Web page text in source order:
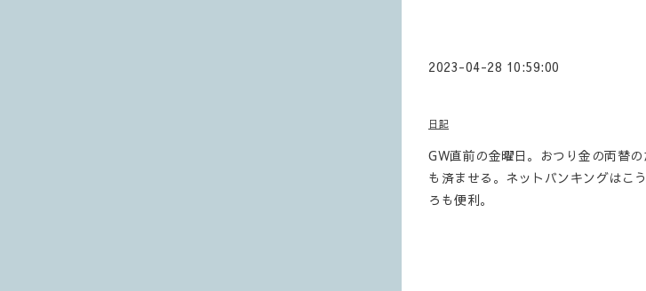
2023-04-28 10:59:00
日記
GW直前の金曜日。おつり金の両替
も済ませる。ネットバンキングはこ
ろも便利。